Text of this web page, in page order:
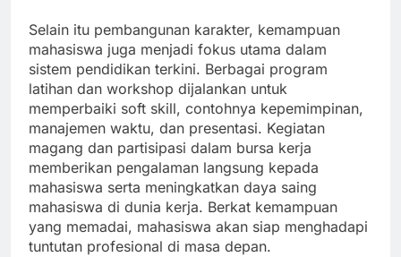
Selain itu pembangunan karakter, kemampuan
mahasiswa juga menjadi fokus utama dalam
sistem pendidikan terkini. Berbagai program
latihan dan workshop dijalankan untuk
memperbaiki soft skill, contohnya kepemimpinan,
manajemen waktu, dan presentasi. Kegiatan
magang dan partisipasi dalam bursa kerja
memberikan pengalaman langsung kepada
mahasiswa serta meningkatkan daya saing
mahasiswa di dunia kerja. Berkat kemampuan
yang memadai, mahasiswa akan siap menghadapi
tuntutan profesional di masa depan.